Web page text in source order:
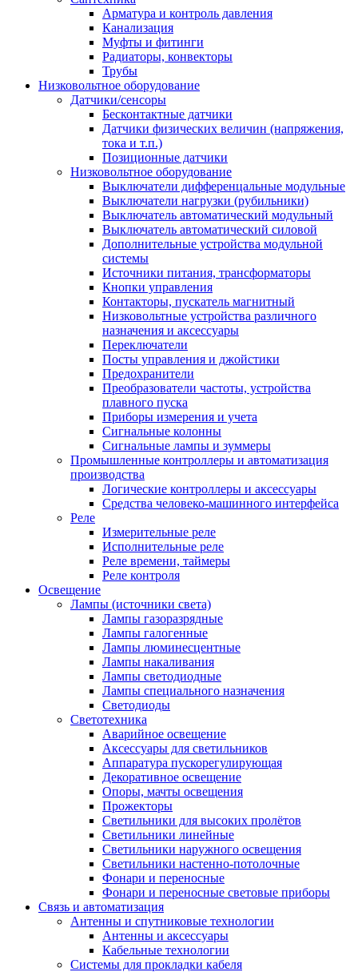
Арматура и контроль давления
Канализация
Муфты и фитинги
Радиаторы, конвекторы
Трубы
Низковольтное оборудование
Датчики/сенсоры
Бесконтактные датчики
Датчики физических величин (напряжения,
тока и т.п.)
Позиционные датчики
Низковольтное оборудование
Выключатели дифференцальные модульные
Выключатели нагрузки (рубильники)
Выключатель автоматический модульный
Выключатель автоматический силовой
Дополнительные устройства модульной
системы
Источники питания, трансформаторы
Кнопки управления
Контакторы, пускатель магнитный
Низковольтные устройства различного
назначения и аксессуары
Переключатели
Посты управления и джойстики
Предохранители
Преобразователи частоты, устройства
плавного пуска
Приборы измерения и учета
Сигнальные колонны
Сигнальные лампы и зуммеры
Промышленные контроллеры и автоматизация
производства
Логические контроллеры и аксессуары
Средства человеко-машинного интерфейса
Реле
Измерительные реле
Исполнительные реле
Реле времени, таймеры
Реле контроля
Освещение
Лампы (источники света)
Лампы газоразрядные
Лампы галогенные
Лампы люминесцентные
Лампы накаливания
Лампы светодиодные
Лампы специального назначения
Светодиоды
Светотехника
Аварийное освещение
Аксессуары для светильников
Аппаратура пускорегулирующая
Декоративное освещение
Опоры, мачты освещения
Прожекторы
Светильники для высоких пролётов
Светильники линейные
Светильники наружного освещения
Светильники настенно-потолочные
Фонари и переносные
Фонари и переносные световые приборы
Связь и автоматизация
Антенны и спутниковые технологии
Антенны и аксессуары
Кабельные технологии
Системы для прокладки кабеля